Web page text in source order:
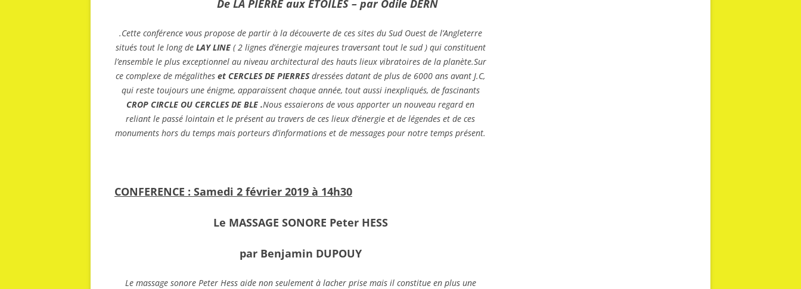
De LA PIERRE aux ETOILES – par Odile DERN
.Cette conférence vous propose de partir à la découverte de ces sites du Sud Ouest de l’Angleterre
situés tout le long de LAY LINE( 2 lignes d’énergie majeures traversant tout le sud ) qui constituent
l’ensemble le plus exceptionnel au niveau architectural des hauts lieux vibratoires de la planète.Sur
ce complexe de mégalitheset CERCLES DE PIERRESdressées datant de plus de 6000 ans avant J.C,
qui reste toujours une énigme, apparaissent chaque année, tout aussi inexpliqués, de fascinants
CROP CIRCLE OU CERCLES DE BLE .Nous essaierons de vous apporter un nouveau regard en
reliant le passé lointain et le présent au travers de ces lieux d’énergie et de légendes et de ces
monuments hors du temps mais porteurs d’informations et de messages pour notre temps présent.
CONFERENCE : Samedi 2 février 2019 à 14h30
Le MASSAGE SONORE Peter HESS
par Benjamin DUPOUY
Le massage sonore Peter Hess aide non seulement à lacher prise mais il constitue en plus une